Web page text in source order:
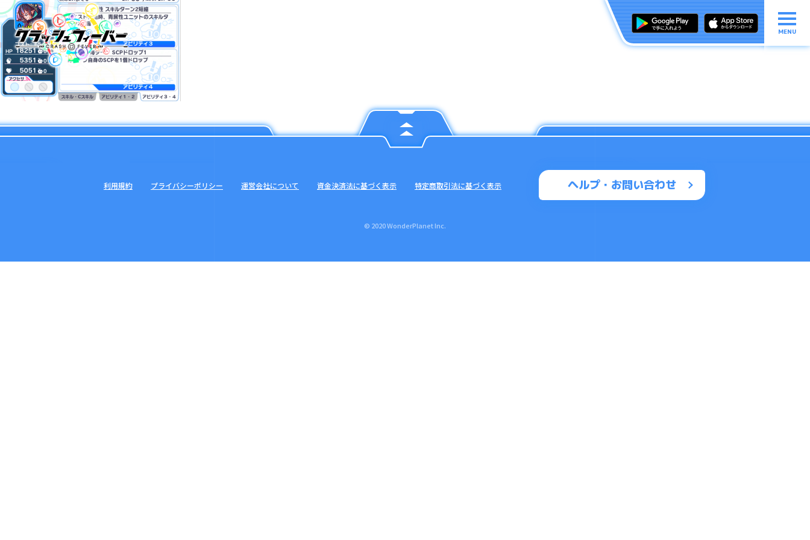
MENU
ヘルプ・お問い合わせ
利用規約 プライバシーポリシー 運営会社について 資金決済法に基づく表示 特定商取引法に基づく表示
© 2020 WonderPlanet Inc.